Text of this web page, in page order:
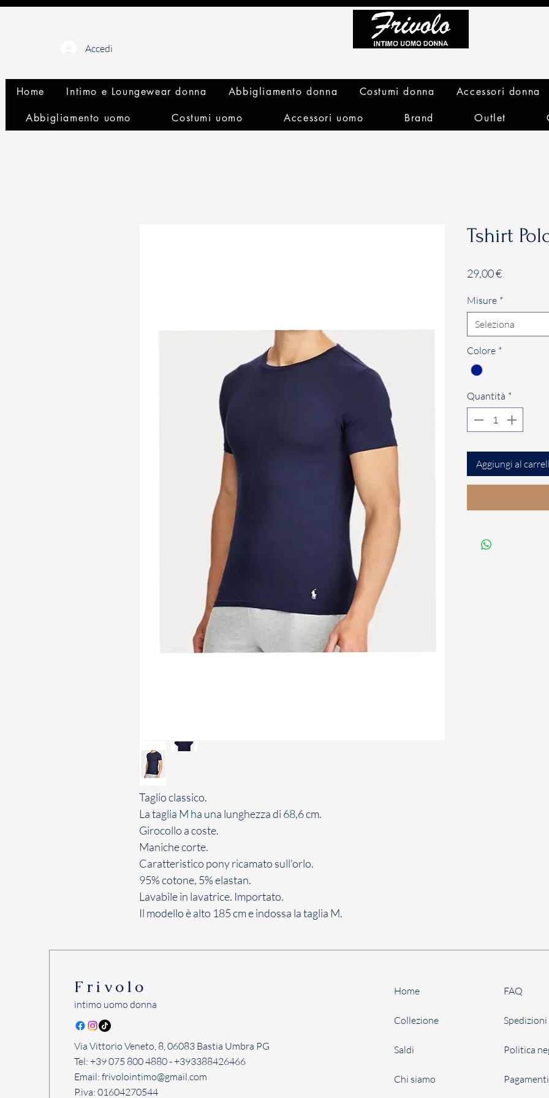
Accedi
Home Intimo e Loungewear donna Abbigliamento donna Costumi donna Accessori donna
Abbigliamento uomo Costumi uomo Accessori uomo Brand Outlet
Taglio classico.
La taglia M ha una lunghezza di 68,6 cm.
Girocollo a coste.
Maniche corte.
Caratteristico pony ricamato sull'orlo.
95% cotone, 5% elastan.
Lavabile in lavatrice. Importato.
Il modello è alto 185 cm e indossa la taglia M.
Tshirt
29,00 €Prezzo
Misure *
Seleziona
Colore *
Quantità *
Aggiungi al
Frivolo
intimo uomo donna
Via Vittorio Veneto, 8, 06083 Bastia Umbra PG
Tel: +39 075 800 4880 - +393388426466
Email: frivolointimo@gmail.com
P.iva: 01604270544
Home
Collezione
Saldi
Chi siamo
FAQ
Spedizioni
Politica
Pagamenti